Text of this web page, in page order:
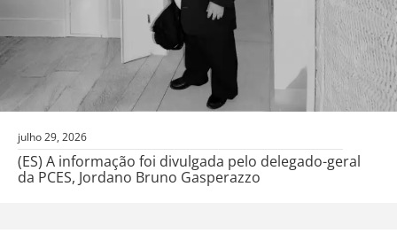
julho 29, 2026
(ES) A informação foi divulgada pelo delegado-geral
da PCES, Jordano Bruno Gasperazzo